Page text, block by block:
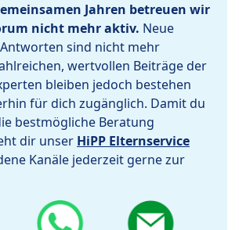
Jahren betreuen wir
nicht mehr aktiv. Neue
sind nicht mehr
wertvollen Beiträge der
bleiben jedoch bestehen
für dich zugänglich. Damit du
bestmögliche Beratung
dir unser HiPP Elternservice
Kanäle jederzeit gerne zur